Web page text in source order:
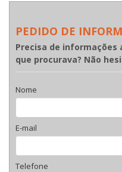
PEDIDO DE
Precisa de informações
que procurava? Não
Nome
E-mail
Telefone